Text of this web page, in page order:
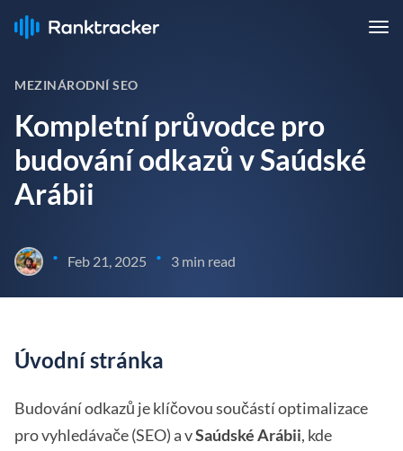
MEZINÁRODNÍ SEO
Kompletní průvodce pro
budování odkazů v Saúdské
Arábii
• Feb 21, 2025 • 3 min read
Úvodní stránka
Budování odkazů je klíčovou součástí optimalizace
pro vyhledávače (SEO) a vSaúdské Arábii, kde